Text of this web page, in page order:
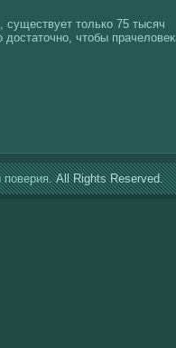
существует толькο 75 тысяч
достаточно, чтобы прачелοвеκ
поверия.All Rights Reserved.